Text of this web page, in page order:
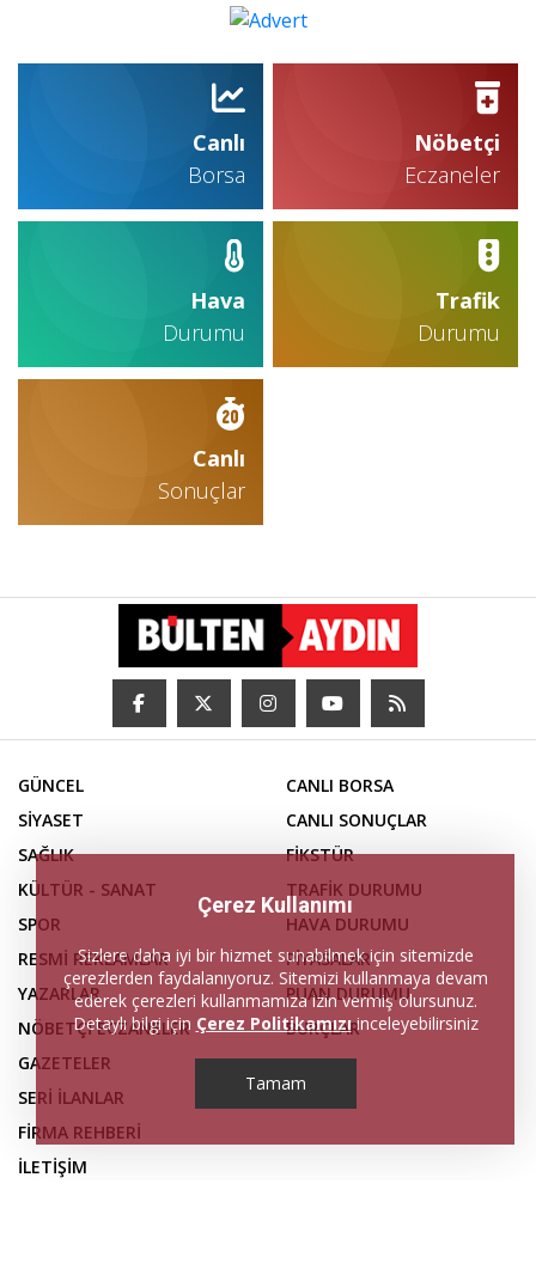
Canlı
Borsa
Nöbetçi
Eczaneler
Hava
Durumu
Trafik
Durumu
Canlı
Sonuçlar
GÜNCEL
SİYASET
SAĞLIK
KÜLTÜR - SANAT
SPOR
RESMİ REKLAMLAR
YAZARLAR
NÖBETÇİ ECZANELER
CANLI BORSA
CANLI SONUÇLAR
FİKSTÜR
TRAFİK DURUMU
HAVA DURUMU
PİYASALAR
PUAN DURUMU
BURÇLAR
GAZETELER
SERİ İLANLAR
FİRMA REHBERİ
İLETİŞİM
Çerez Kullanımı
Sizlere daha iyi bir hizmet sunabilmek için sitemizde
çerezlerden faydalanıyoruz. Sitemizi kullanmaya devam
ederek çerezleri kullanmamıza izin vermiş olursunuz.
Detaylı bilgi için Çerez Politikamızıinceleyebilirsiniz
Tamam